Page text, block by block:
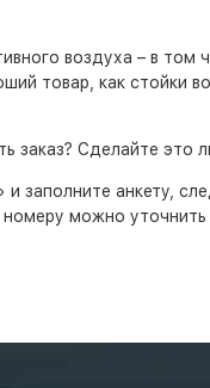
воздуха – в
товар, как стойки
заказ? Сделайте
заполните анкету,
можно уточнить